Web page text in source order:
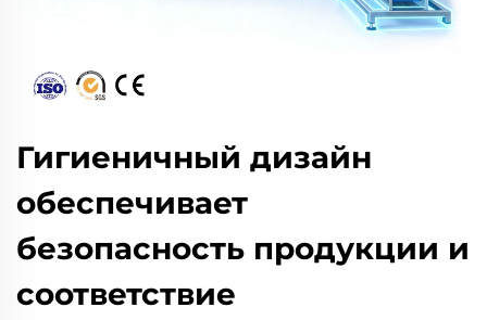
Гигиеничный дизайн
обеспечивает
безопасность продукции и
соответствие